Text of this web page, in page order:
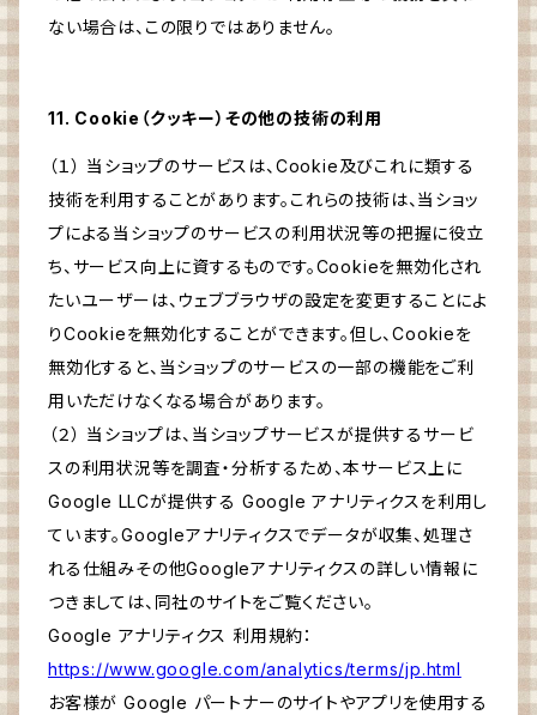
ない場合は、この限りではありません。
11. Cookie（クッキー）その他の技術の利用
（１） 当ショップのサービスは、Cookie及びこれに類する
技術を利用することがあります。これらの技術は、当ショッ
プによる当ショップのサービスの利用状況等の把握に役立
ち、サービス向上に資するものです。Cookieを無効化され
たいユーザーは、ウェブブラウザの設定を変更することによ
りCookieを無効化することができます。但し、Cookieを
無効化すると、当ショップのサービスの一部の機能をご利
用いただけなくなる場合があります。
（２） 当ショップは、当ショップサービスが提供するサービ
スの利用状況等を調査・分析するため、本サービス上に
Google LLCが提供する Google アナリティクスを利用し
ています。Googleアナリティクスでデータが収集、処理さ
れる仕組みその他Googleアナリティクスの詳しい情報に
つきましては、同社のサイトをご覧ください。
Google アナリティクス 利用規約：
https://www.google.com/analytics/terms/jp.html
お客様が Google パートナーのサイトやアプリを使用する